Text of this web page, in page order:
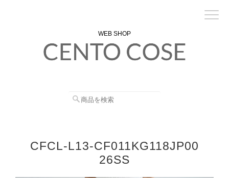
WEB SHOP
CFCL-L13-CF011KG118JP00
26SS